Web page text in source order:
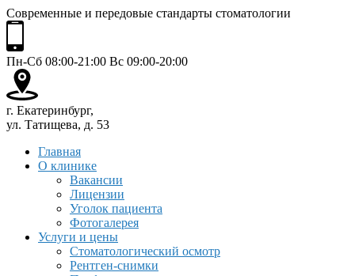
Современные и передовые стандарты стоматологии
Пн-Сб 08:00-21:00 Вс 09:00-20:00
г. Екатеринбург,
ул. Татищева, д. 53
Главная
О клинике
Вакансии
Лицензии
Уголок пациента
Фотогалерея
Услуги и цены
Стоматологический осмотр
Рентген-снимки